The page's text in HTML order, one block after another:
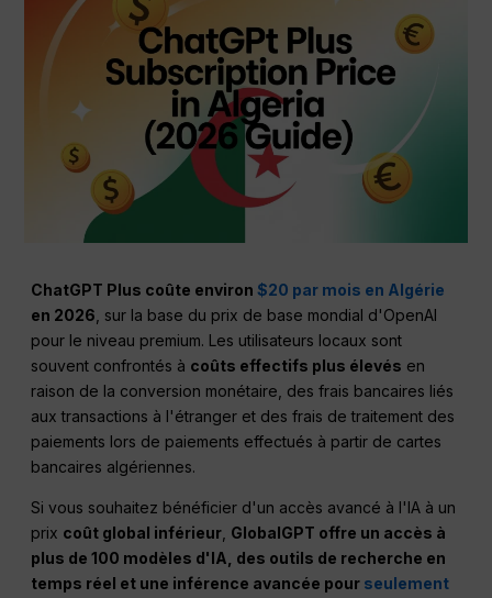
ChatGPT Plus coûte environ$20 par mois en Algérie
en 2026 , sur la base du prix de base mondial d'OpenAI
pour le niveau premium. Les utilisateurs locaux sont
souvent confrontés à coûts effectifs plus élevés en
raison de la conversion monétaire, des frais bancaires liés
aux transactions à l'étranger et des frais de traitement des
paiements lors de paiements effectués à partir de cartes
bancaires algériennes.
Si vous souhaitez bénéficier d'un accès avancé à l'IA à un
prix coût global inférieur GlobalGPT offre un accès à
plus de 100 modèles d'IA, des outils de recherche en
temps réel et une inférence avancée pour seulement